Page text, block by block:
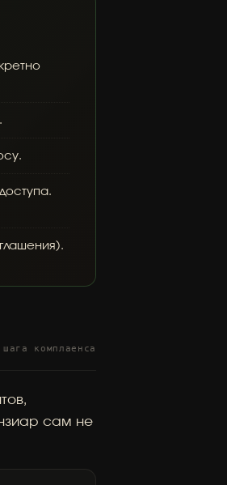
шага комплаенса
сам не